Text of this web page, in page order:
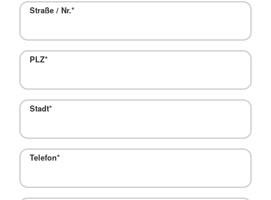
Straße / Nr.*
PLZ*
Stadt*
Telefon*